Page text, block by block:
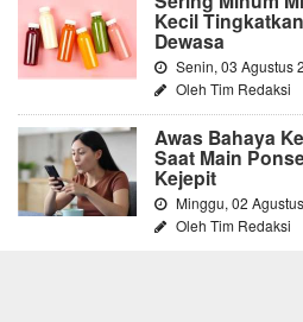
Kecil
Dewasa
Senin, 03 Agustus
Oleh Tim Redaksi
Awas Bahaya
Saat Main
Kejepit
Minggu, 02
Oleh Tim Redaksi